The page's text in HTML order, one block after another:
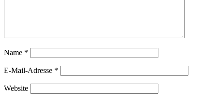
Name *
E-Mail-Adresse *
Website